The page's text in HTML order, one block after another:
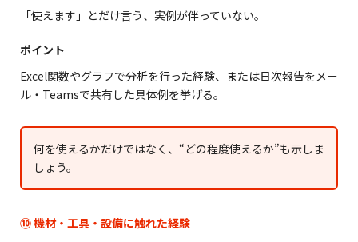
「使えます」とだけ言う、実例が伴っていない。
ポイント
Excel関数やグラフで分析を行った経験、または日次報告をメー
ル・Teamsで共有した具体例を挙げる。
何を使えるかだけではなく、“どの程度使えるか”も示しま
しょう。
⑩ 機材・工具・設備に触れた経験